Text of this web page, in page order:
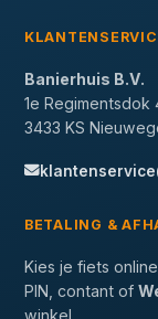
Banierhuis B.V.
1e Regimentsdok
3433 KS
BETALING &
Kies je fiets
PIN, contant of
winkel.